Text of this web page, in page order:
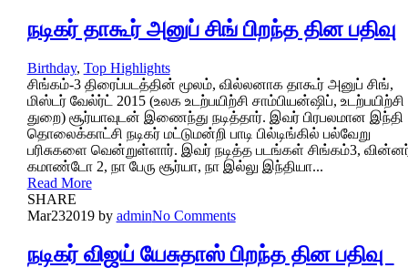
நடிகர் தாகூர் அனுப் சிங் பிறந்த தின பதிவு
Birthday, Top Highlights
சிங்கம்-3 திரைப்படத்தின் மூலம், வில்லனாக தாகூர் அனுப் சிங்,
மிஸ்டர் வேல்ர்ட் 2015 (உலக உடற்பயிற்சி சாம்பியன்ஷிப், உடற்பயிற்சி
துறை) சூர்யாவுடன் இணைந்து நடித்தார். இவர் பிரபலமான இந்தி
தொலைக்காட்சி நடிகர் மட்டுமன்றி பாடி பில்டிங்கில் பல்வேறு
பரிசுகளை வென்றுள்ளார். இவர் நடித்த படங்கள் சிங்கம்3,
கமாண்டோ 2, நா பேரு சூர்யா, நா இல்லு இந்தியா...
Read More
SHARE
Mar232019by adminNo Comments
நடிகர் விஜய் யேசுதாஸ் பிறந்த தின பதிவு